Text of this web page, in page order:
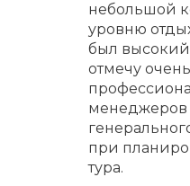
небольшой
уровню
был
отмечу
менеджеров
при
тура.